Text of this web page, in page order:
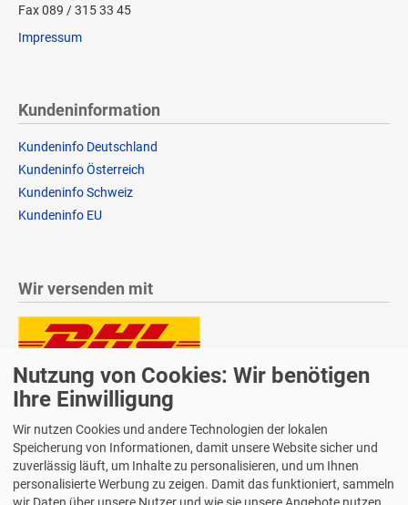
Fax 089 / 315 33 45
Impressum
Kundeninformation
Kundeninfo Deutschland
Kundeninfo Österreich
Kundeninfo Schweiz
Kundeninfo EU
Wir versenden mit
Lieferung auch an Packstationen und Postfilialen
Samstagszustellung
Nutzung von Cookies: Wir benötigen
Ihre Einwilligung
Wir nutzen Cookies und andere Technologien der lokalen
Speicherung von Informationen, damit unsere Website sicher und
zuverlässig läuft, um Inhalte zu personalisieren, und um Ihnen
personalisierte Werbung zu zeigen. Damit das funktioniert, sammeln